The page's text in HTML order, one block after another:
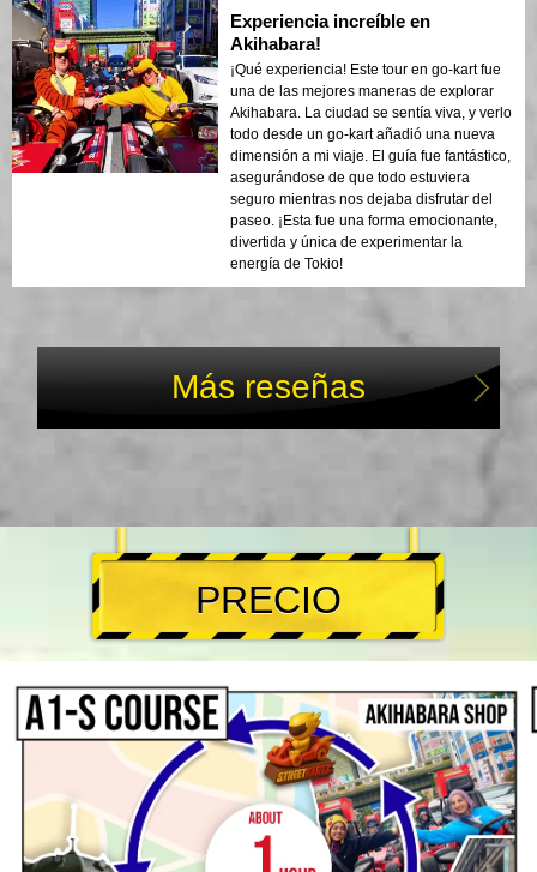
Experiencia increíble en
Akihabara!
¡Qué experiencia! Este tour en go-kart fue
una de las mejores maneras de explorar
Akihabara. La ciudad se sentía viva, y verlo
todo desde un go-kart añadió una nueva
dimensión a mi viaje. El guía fue fantástico,
asegurándose de que todo estuviera
seguro mientras nos dejaba disfrutar del
paseo. ¡Esta fue una forma emocionante,
divertida y única de experimentar la
energía de Tokio!
Más reseñas
PRECIO